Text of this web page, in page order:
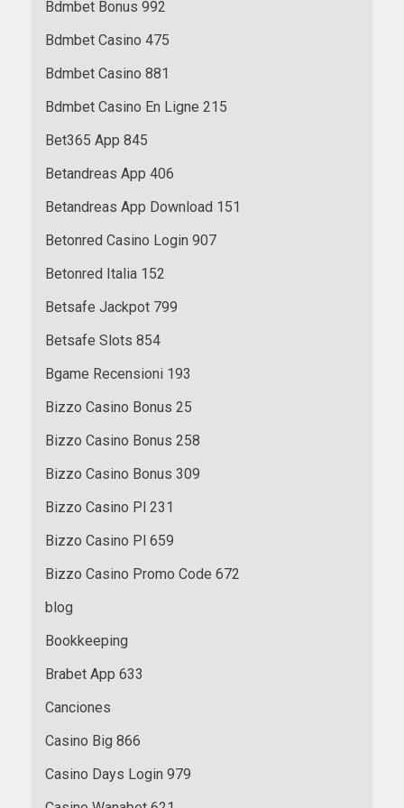
Bdmbet Bonus 992
Bdmbet Casino 475
Bdmbet Casino 881
Bdmbet Casino En Ligne 215
Bet365 App 845
Betandreas App 406
Betandreas App Download 151
Betonred Casino Login 907
Betonred Italia 152
Betsafe Jackpot 799
Betsafe Slots 854
Bgame Recensioni 193
Bizzo Casino Bonus 25
Bizzo Casino Bonus 258
Bizzo Casino Bonus 309
Bizzo Casino Pl 231
Bizzo Casino Pl 659
Bizzo Casino Promo Code 672
blog
Bookkeeping
Brabet App 633
Canciones
Casino Big 866
Casino Days Login 979